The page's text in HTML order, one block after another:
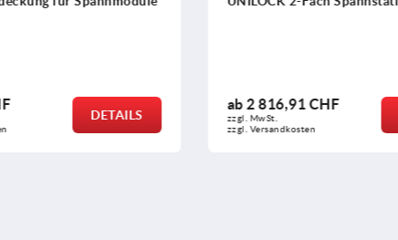
ab 2 816,91 CHF
zzgl. Versandkosten
ab932,92
zzgl. Versandkosten